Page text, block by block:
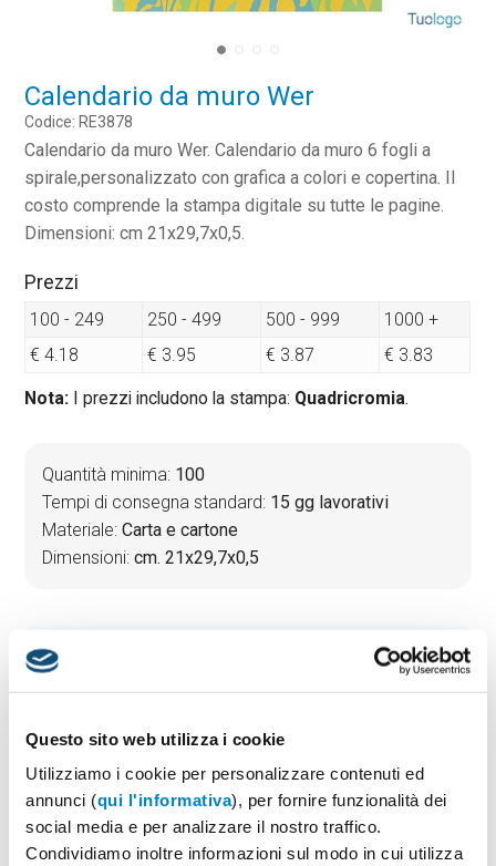
Questo sito web utilizza i cookie
Utilizziamo i cookie per personalizzare contenuti ed
annunci (qui l'informativa), per fornire funzionalità dei
social media e per analizzare il nostro traffico.
Condividiamo inoltre informazioni sul modo in cui utilizza
Calendario da muro Wer
Codice: RE3878
Calendario da muro Wer. Calendario da muro 6 fogli a
spirale,personalizzato con grafica a colori e copertina. Il
costo comprende la stampa digitale su tutte le pagine.
Dimensioni: cm 21x29,7x0,5.
Prezzi
100 - 249 250 - 499 500 - 999
1000 +
€ 4.18
€ 3.95 € 3.87 € 3.83
Nota: I prezzi includono la stampa: Quadricromia.
Quantità minima: 100
Tempi di consegna standard: 15 gg lavorativi
Materiale:Carta e cartone
Dimensioni:cm. 21x29,7x0,5
PREVENTIVO & BOZZA GRATUITA
Potrai indicare successivamente la suddivisione per
1 Seleziona il colore: